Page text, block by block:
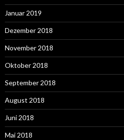
Januar 2019
Dezember 2018
November 2018
Oktober 2018
September 2018
August 2018
Juni 2018
Mai 2018